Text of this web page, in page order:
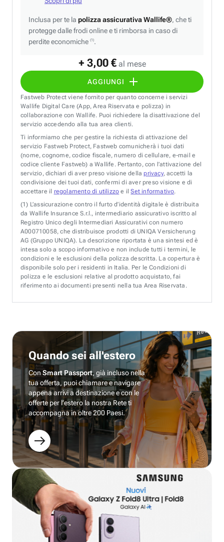
+ 3,00 € al mese
AGGIUNGI
Inclusa per te la polizza assicurativa Wallife®, che ti
protegge dalle frodi online e ti rimborsa in caso di
perdite economiche (1).
Fastweb Protect viene fornito per quanto concerne i servizi
Wallife Digital Care (App, Area Riservata e polizza) in
collaborazione con Wallife. Puoi richiedere la disattivazione del
servizio accedendo alla tua area clienti.
Ti informiamo che per gestire la richiesta di attivazione del
servizio Fastweb Protect, Fastweb comunicherà i tuoi dati
(nome, cognome, codice fiscale, numero di cellulare, e-mail e
codice cliente Fastweb) a Wallife. Pertanto, con l’attivazione del
servizio, dichiari di aver preso visione della privacy, accetti la
condivisione dei tuoi dati, confermi di aver preso visione e di
accettare il regolamento di utilizzo e ilSet informativo.
(1) L’assicurazione contro il furto d’identità digitale è distribuita
da Wallife Insurance S.r.l., intermediario assicurativo iscritto al
Registro Unico degli Intermediari Assicurativi con numero
A000710058, che distribuisce prodotti di UNIQA Versicherung
AG (Gruppo UNIQA). La descrizione riportata è una sintesi ed è
intesa solo a scopo informativo e non include tutti i termini, le
condizioni e le esclusioni della polizza descritta. La copertura è
disponibile solo per i residenti in Italia. Per le Condizioni di
polizza e le esclusioni relative al prodotto acquistato, fai
riferimento ai documenti presenti nella tua Area Riservata.
Quando sei all'estero
ConSmart Passport, già incluso nella
tua offerta, puoi chiamare e navigare
appena arrivi a destinazione e con le
offerte per l’estero la nostra Rete ti
accompagna in oltre 200 Paesi.